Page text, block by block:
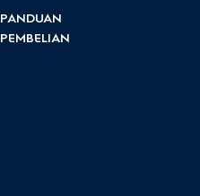
PANDUAN
PEMBELIAN